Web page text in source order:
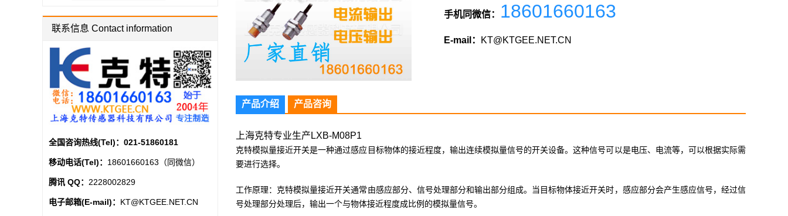
手机同微信： 18601660163
E-mail： KT@KTGEE.NET.CN
产品介绍 产品咨询
上海克特专业生产LXB-M08P1
克特模拟量接近开关是一种通过感应目标物体的接近程度，输出连续模拟量信号的开关设备。这种信号可以是电压、电流等，可以根据实际需
要进行选择。
工作原理：克特模拟量接近开关通常由感应部分、信号处理部分和输出部分组成。当目标物体接近开关时，感应部分会产生感应信号，经过信
号处理部分处理后，输出一个与物体接近程度成比例的模拟量信号。
联系信息 Contact information
全国咨询热线(Tel)： 021-51860181
移动电话(Tel)： 18601660163（同微信）
腾讯 QQ： 2228002829
电子邮箱(E-mail)： KT@KTGEE.NET.CN